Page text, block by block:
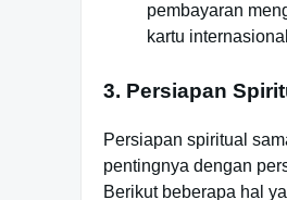
pembayaran
kartu
3. Persiapan
Persiapan spiritual
pentingnya dengan
Berikut beberapa hal